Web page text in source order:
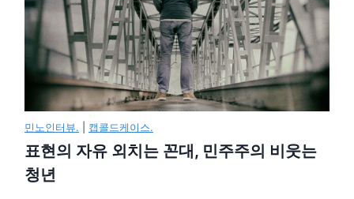
민노인터뷰. 캡콜드케이스.
표현의 자유 외치는 꼰대, 민주주의 비웃는
청년